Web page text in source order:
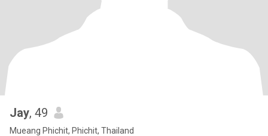
Jay, 49
Mueang Phichit, Phichit, Thailand